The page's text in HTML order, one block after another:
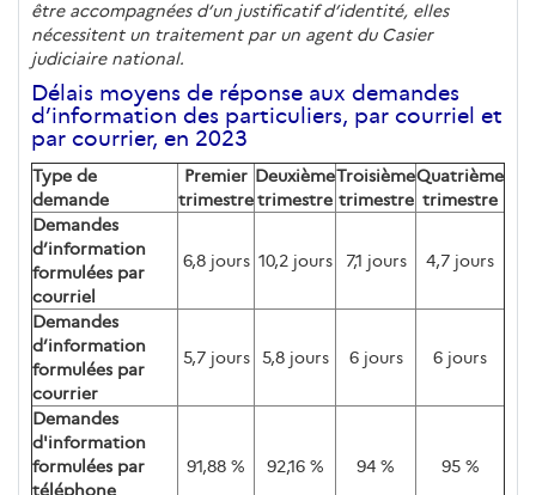
être accompagnées d’un justificatif d’identité, elles
nécessitent un traitement par un agent du Casier
judiciaire national.
Délais moyens de réponse aux demandes
d’information des particuliers, par courriel et
par courrier, en 2023
Type de
demande
Premier
trimestre
Deuxième
trimestre
Troisième
trimestre
Quatrième
trimestre
Demandes
d’information
formulées par
courriel
6,8 jours 10,2 jours 7,1 jours 4,7 jours
Demandes
d’information
formulées par
courrier
5,7 jours 5,8 jours 6 jours 6 jours
Demandes
d'information
formulées par
téléphone
91,88 % 92,16 % 94 % 95 %